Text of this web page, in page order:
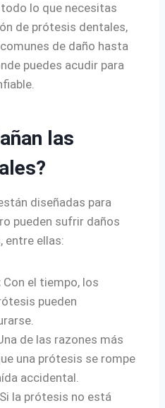
lo que necesitas
de prótesis dentales,
de daño hasta
puedes acudir para
las
diseñadas para
pueden sufrir daños
entre ellas:
Con el tiempo, los
pueden
de las razones más
una prótesis se rompe
accidental.
Si la prótesis no está